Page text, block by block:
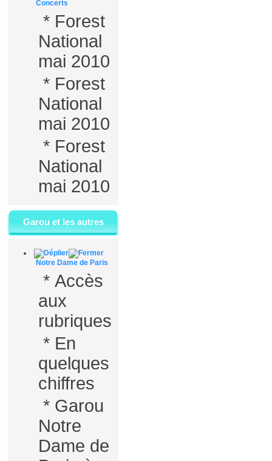
Concerts
* Forest
National
mai 2010
* Forest
National
mai 2010
* Forest
National
mai 2010
Garou et les autres
Notre Dame de Paris
* Accès
aux
rubriques
* En
quelques
chiffres
* Garou
Notre
Dame de